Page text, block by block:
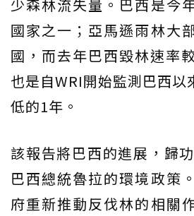
少森林流失量。巴西是今
國家之一；亞馬遜雨林大
國，而去年巴西毀林速率
也是自WRI開始監測巴西以
低的1年。
該報告將巴西的進展，歸
巴西總統魯拉的環境政策
府重新推動反伐林的相關